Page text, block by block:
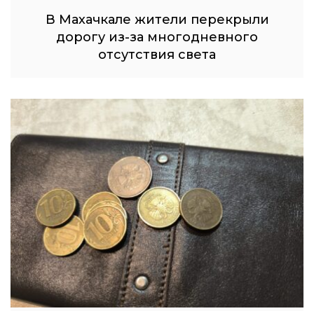
В Махачкале жители перекрыли
дорогу из-за многодневного
отсутствия света